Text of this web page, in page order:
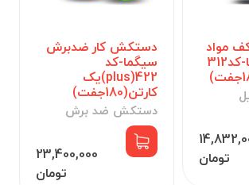
مواد
نیتریل سیگما-کد312
تومان
دستکش کار ضدبرش
سیگما-کد
422(plus)یک
کارتن(180جفت)
دستکش ضد برش
23,400,000
تومان